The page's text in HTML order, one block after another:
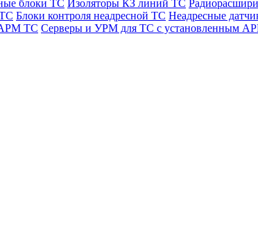
блоки ТС Изоляторы КЗ линий ТС
Блоки контроля неадресной ТС Неадресные
АРМ ТС Серверы и УРМ для ТС с установленным